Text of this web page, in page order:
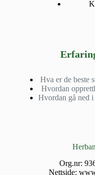
Hva er de beste
Hvordan
Hvordan gå ned
Org.nr:
Nettside: